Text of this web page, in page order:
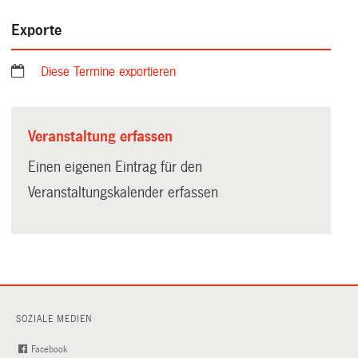
Exporte
Diese Termine exportieren
Veranstaltung erfassen
Einen eigenen Eintrag für den
Veranstaltungskalender erfassen
SOZIALE MEDIEN
Facebook